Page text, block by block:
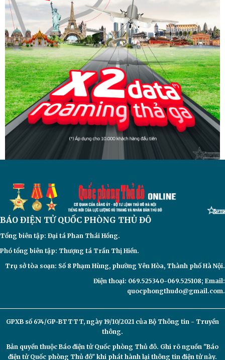
BÁO ĐIỆN TỬQUỐC PHÒNG THỦ ĐÔ
Tổng biên tập: Đại tá Phan Thái Hồng.
Phó tổng biên tập: Thượng tá Trần Thị Hiền.
Trụ sở tòa soạn: Số 8 Phạm Hùng, phường Yên Hòa, Thành phố Hà Nội.
Điện thoại: 069.525340-069.525108; Email:
quocphongthudo@gmail.com.
GPXB số 674/GP-BTTTT, ngày 19/10/2021 của Bộ Thông tin - Truyền
thông.
Bản quyền thuộc Báo điện tửQuốc phòng Thủ đô. Ghi rõ nguồn "Báo
điện tử Quốc phòng Thủ đô" khi phát hành lại thông tin điện tử này.